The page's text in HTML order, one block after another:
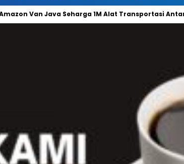
Java Seharga 1M Alat Transportasi Antar Dusun